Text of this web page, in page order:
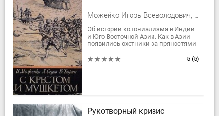
Можейко Игорь Всеволодович, Седов Леонид Александрович, Тюрин Владимир Александрович
Об истории колониализма в Индии
и Юго-Восточной Азии. Как в Азии
появились охотники за пряностями
империя, как пришли голландцы и
5 (5)
Рукотворный кризис